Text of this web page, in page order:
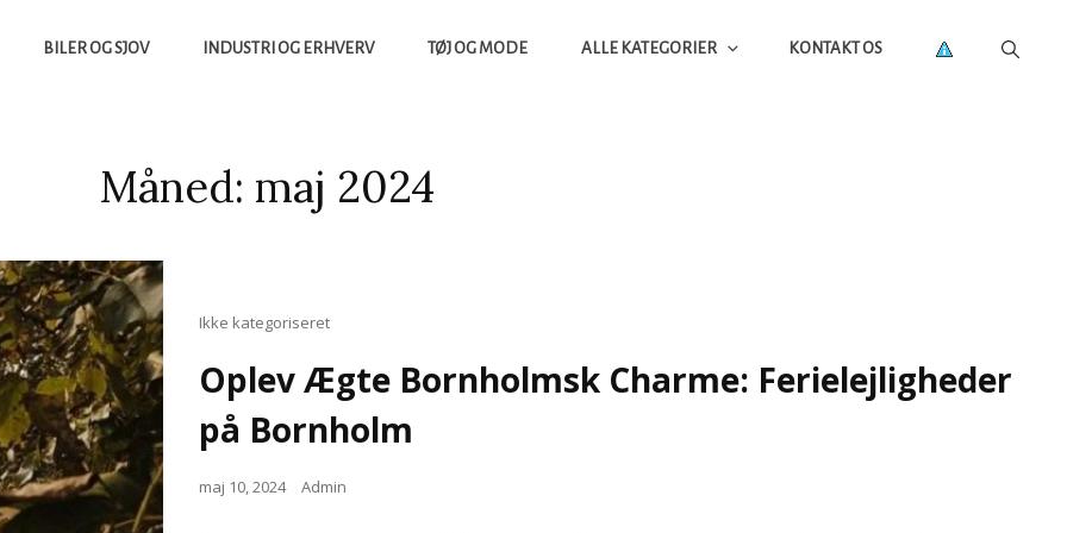
Både Fra Sverige Og Danmark
BILER OG SJOV INDUSTRI OG ERHVERV TØJ OG MODE ALLE KATEGORIER KONTAKT OS
Måned: maj 2024
Cat
Ikke kategoriseret
Oplev Ægte Bornholmsk Charme: Ferielejligheder
på Bornholm
Posted
maj 10, 2024 Admin